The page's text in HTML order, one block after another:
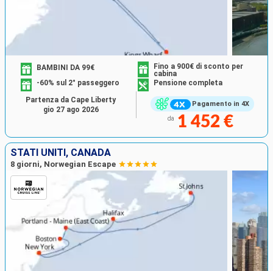
Pagamento in 4X
BAMBINI DA 99€
Fino a 900€ di sconto per
cabina
-60% sul 2° passeggero
Pensione completa
da 1 452 €
Partenza da Cape Liberty
gio 27 ago 2026
STATI UNITI, CANADA
8 giorni, Norwegian Escape